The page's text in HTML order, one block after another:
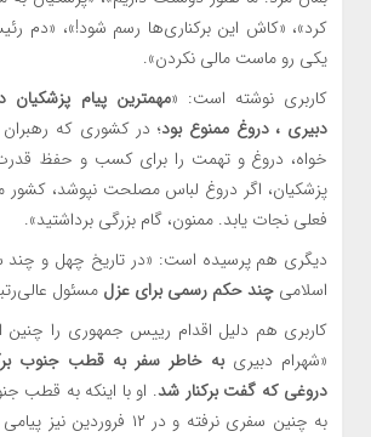
کرد»، «کاش این برکناری‌ها رسم شود!»، «دم
یکی رو ماست مالی نکردن».
کاربری نوشته است: «مهمترین پیام پزشکیان
دبیری ، دروغ ممنوع بود؛ در کشوری که
خواه، دروغ و تهمت را برای کسب و حفظ قدرت
پزشکیان، اگر دروغ لباس مصلحت نپوشد، کشور
فعلی نجات یابد. ممنون، گام بزرگی برداشتید».
دیگری هم پرسیده است: «در تاریخ چهل و چند
اسلامی چند حکم رسمی برای عزل مسئول
کاربری هم دلیل اقدام رییس جمهوری را چنین
«شهرام دبیریبه خاطر سفر به قطب جنوب
دروغی که گفت برکنار شد. او با اینکه به قطب
به چنین سفری نرفته و در ۱۲